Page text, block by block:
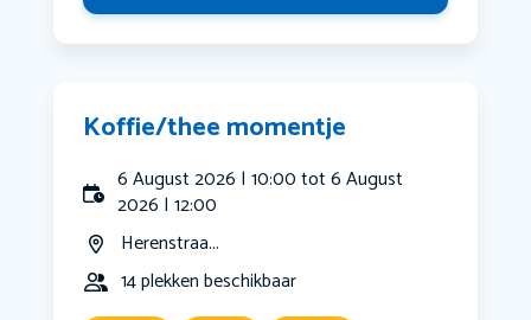
Koffie/thee momentje
6 August 2026 | 10:00 tot 6 August
2026 | 12:00
Herenstraa...
14 plekken beschikbaar